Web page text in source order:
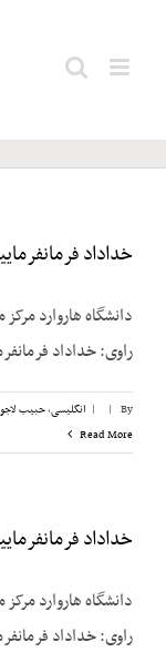
آذربایجان
خداداد
دانشگاه هاروارد
راوی: خداداد
By
|
| انگلیسی,حبیب
Read More
خداداد
دانشگاه هاروارد
راوی: خداداد